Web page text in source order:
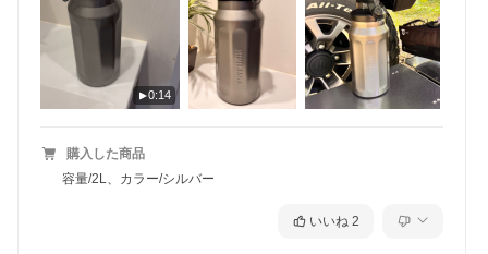
0:14
購入した商品
容量/2L、カラー/シルバー
いいね 2